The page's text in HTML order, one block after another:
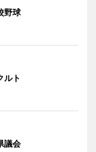
野球
ルト
議会